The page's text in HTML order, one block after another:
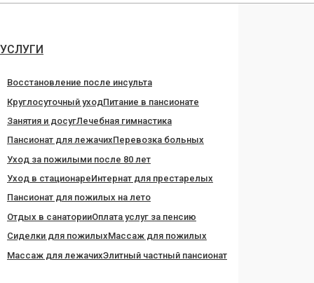
Перейти
содержанию
УСЛУГИ
Восстановление после инсульта
Круглосуточный уходПитание в пансионате
Занятия и досугЛечебная гимнастика
Пансионат для лежачихПеревозка больных
Уход за пожилыми после 80 лет
Уход в стационареИнтернат для престарелых
Пансионат для пожилых на лето
Отдых в санаторииОплата услуг за пенсию
Сиделки для пожилыхМассаж для пожилых
Массаж для лежачихЭлитный частный пансионат